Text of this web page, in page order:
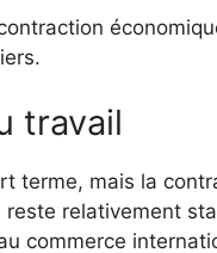
travail
terme, mais la
relativement
commerce